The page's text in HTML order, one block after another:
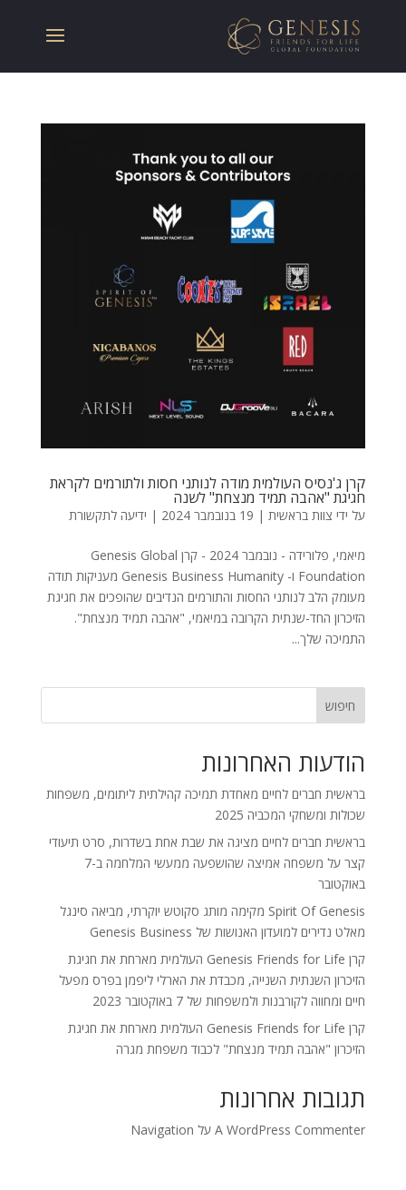
קרן ג'נסיס העולמית מודה לנותני חסות ולתורמים לקראת
חגיגת "אהבה תמיד מנצחת" לשנה
על ידי צוות בראשית| 19 בנובמבר 2024 | ידיעה לתקשורת
מיאמי, פלורידה - נובמבר 2024 - קרן Genesis Global
Foundation ו- Genesis Business Humanity מעניקות תודה
מעומק הלב לנותני החסות והתורמים הנדיבים שהופכים את חגיגת
הזיכרון החד-שנתית הקרובה במיאמי, "אהבה תמיד מנצחת".
התמיכה שלך...
חיפוש
הודעות האחרונות
בראשית חברים לחיים מאחדת תמיכה קהילתית ליתומים, משפחות
שכולות ומשחקי המכביה 2025
בראשית חברים לחיים מציגה את שבת אחת בשדרות, סרט תיעודי
קצר על משפחה אמיצה שהושפעה ממעשי המלחמה ב-7
באוקטובר
Spirit Of Genesis מקימה מותג סקוטש יוקרתי, מביאה סינגל
מאלט נדירים למועדון האנושות של Genesis Business
קרן Genesis Friends for Life העולמית מארחת את חגיגת
הזיכרון השנתית השנייה, מכבדת את הארלי ליפמן בפרס מפעל
חיים ומחווה לקורבנות ולמשפחות של 7 באוקטובר 2023
קרן Genesis Friends for Life העולמית מארחת את חגיגת
הזיכרון "אהבה תמיד מנצחת" לכבוד משפחת מגרה
תגובות אחרונות
A WordPress Commenterעל Navigation